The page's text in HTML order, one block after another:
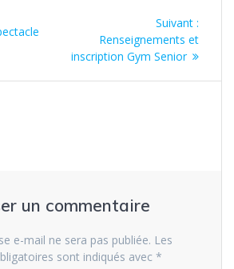
Suivant :
suivant
:
Renseignements et
inscription Gym Senior
un commentaire
e-mail ne sera pas publiée. Les
sont indiqués avec *